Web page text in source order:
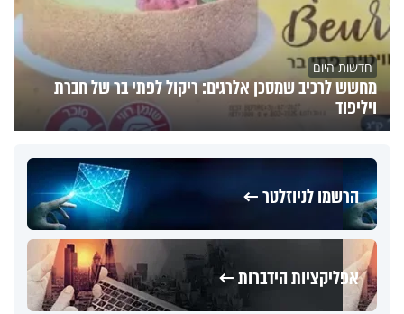
חדשות היום
מחשש לרכיב שמסכן אלרגים: ריקול לפתי בר של חברת
ויליפוד
הרשמו לניוזלטר ←
אפליקציות הידברות ←